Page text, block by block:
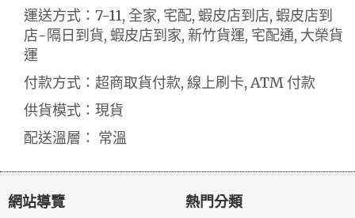
運送方式：7-11, 全家, 宅配, 蝦皮店到店, 蝦皮店到
店-隔日到貨, 蝦皮店到家, 新竹貨運, 宅配通, 大榮貨
運
付款方式：超商取貨付款, 線上刷卡, ATM 付款
供貨模式：現貨
配送溫層： 常溫
網站導覽 熱門分類